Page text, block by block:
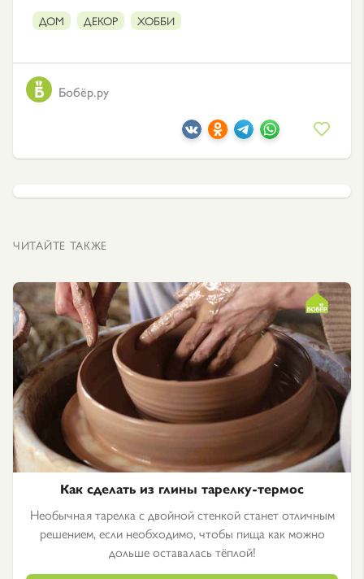
ДОМ ДЕКОР ХОББИ
Бобёр.ру
ЧИТАЙТЕ ТАКЖЕ
Как сделать из глины тарелку-термос
Необычная тарелка с двойной стенкой станет отличным
решением, если необходимо, чтобы пища как можно
дольше оставалась тёплой!